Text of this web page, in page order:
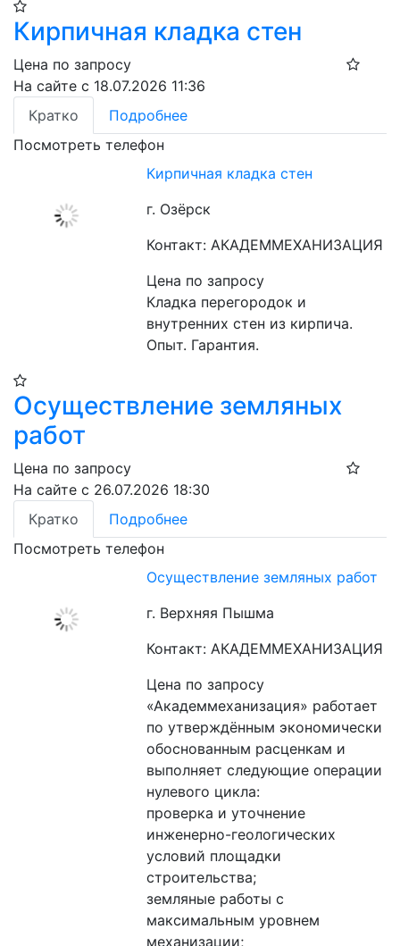
Кирпичная кладка стен
Цена по запросу
На сайте с 18.07.2026 11:36
Кратко
Подробнее
Посмотреть телефон
Кирпичная кладка стен
г. Озёрск
Контакт: АКАДЕММЕХАНИЗАЦИЯ
Цена по запросу
Кладка перегородок и
внутренних стен из кирпича.
Опыт. Гарантия.
Осуществление земляных
работ
Цена по запросу
На сайте с 26.07.2026 18:30
Кратко
Подробнее
Посмотреть телефон
Осуществление земляных работ
г. Верхняя Пышма
Контакт: АКАДЕММЕХАНИЗАЦИЯ
Цена по запросу
«Академмеханизация» работает
по утверждённым экономически
обоснованным расценкам и
выполняет следующие операции
нулевого цикла:
проверка и уточнение
инженерно-геологических
условий площадки
строительства;
земляные работы с
максимальным уровнем
механизации;